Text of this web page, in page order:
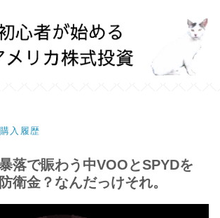
購入履歴
落で賑わう中VOOとSPYDを
衛金？なんだっけそれ。